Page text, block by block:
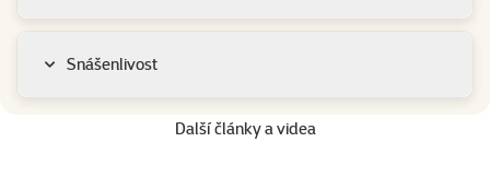
Snášenlivost
Další články a videa